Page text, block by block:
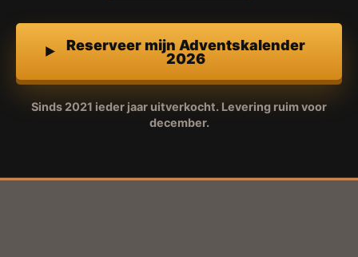
Reserveer mijn Adventskalender
2026
Sinds 2021 ieder jaar uitverkocht. Levering ruim voor
december.